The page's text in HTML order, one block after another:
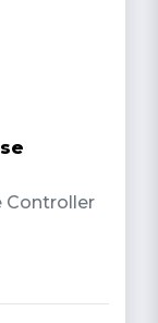
Controller